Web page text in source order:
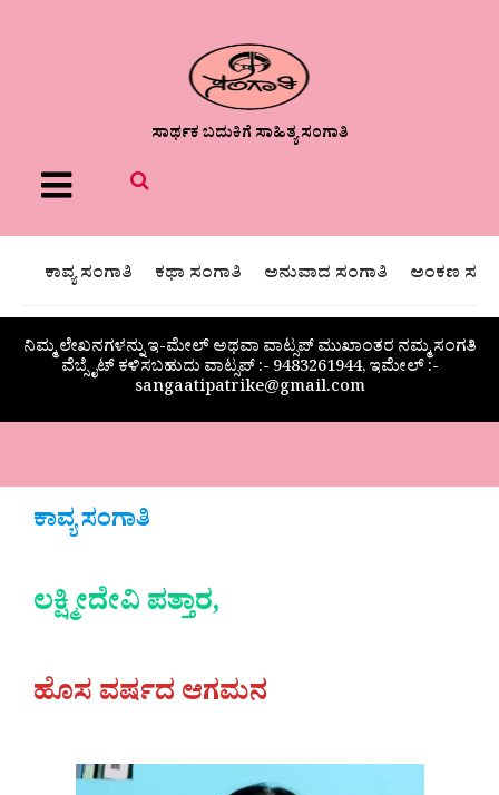
ಸಾರ್ಥಕ ಬದುಕಿಗೆ ಸಾಹಿತ್ಯ ಸಂಗಾತಿ
Menu
ಕಾವ್ಯ ಸಂಗಾತಿ ಕಥಾ ಸಂಗಾತಿ ಅನುವಾದ ಸಂಗಾತಿ ಅಂಕಣ
ನಿಮ್ಮ ಲೇಖನಗಳನ್ನು ಇ-ಮೇಲ್ ಅಥವಾ ವಾಟ್ಸಪ್ ಮುಖಾಂತರ ನಮ್ಮ ಸಂಗತಿ
ವೆಬ್ಸೈಟ್ ಕಳಿಸಬಹುದು ವಾಟ್ಸಪ್‌ :- 9483261944, ಇಮೇಲ್ :-
sangaatipatrike@gmail.com
ಕಾವ್ಯ ಸಂಗಾತಿ
ಲಕ್ಷ್ಮೀದೇವಿ ಪತ್ತಾರ,
ಹೊಸ ವರ್ಷದ ಆಗಮನ